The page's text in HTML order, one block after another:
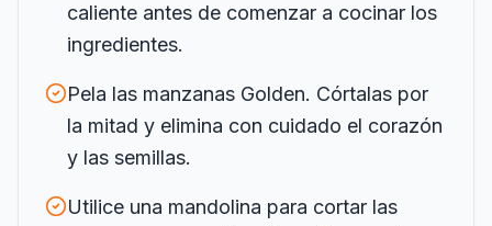
caliente antes de comenzar a cocinar los
ingredientes.
Pela las manzanas Golden. Córtalas por
la mitad y elimina con cuidado el corazón
y las semillas.
Utilice una mandolina para cortar las